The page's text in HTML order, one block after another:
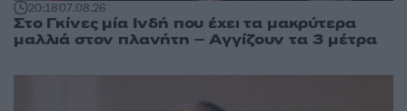
20:1807.08.26
Στο Γκίνες μία Ινδή που έχει τα μακρύτερα
μαλλιά στον πλανήτη – Αγγίζουν τα 3 μέτρα